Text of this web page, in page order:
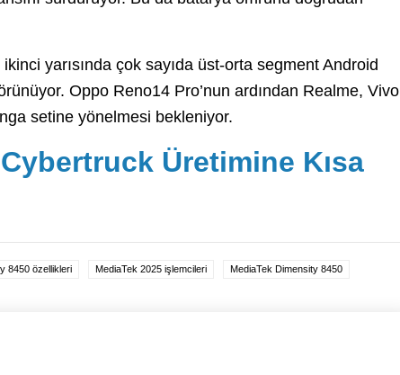
yarısında çok sayıda üst-orta segment Android
Oppo Reno14 Pro’nun ardından Realme, Vivo
setine yönelmesi bekleniyor.
Üretimine Kısa
8450 özellikleri MediaTek 2025 işlemcileri MediaTek Dimensity 8450